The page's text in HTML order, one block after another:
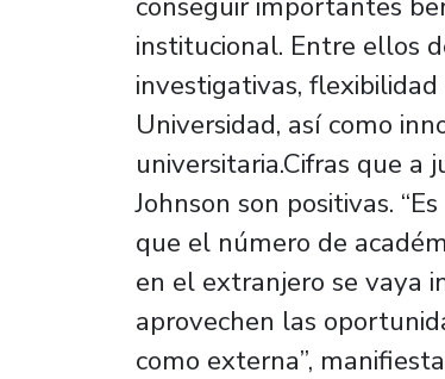
institucional. Entre ellos
investigativas,
Universidad, así como
universitaria.Cifras que a
Johnson son positivas.
que el número de
en el extranjero se vaya
aprovechen las
como externa”,